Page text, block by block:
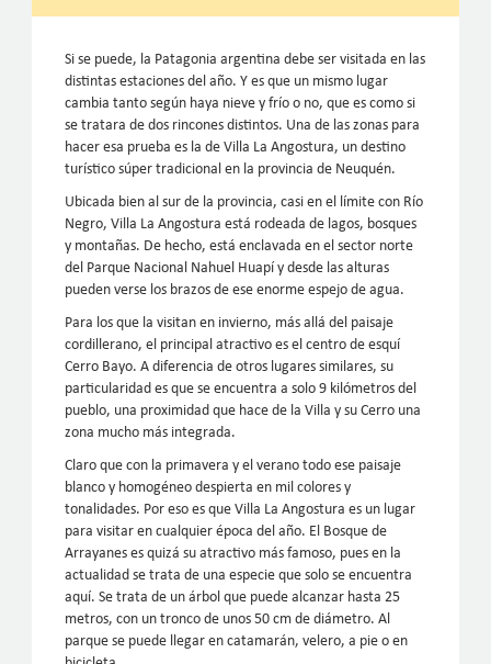
Si se puede, la Patagonia argentina debe ser visitada en las
distintas estaciones del año. Y es que un mismo lugar
cambia tanto según haya nieve y frío o no, que es como si
se tratara de dos rincones distintos. Una de las zonas para
hacer esa prueba es la de Villa La Angostura, un destino
turístico súper tradicional en la provincia de Neuquén.
Ubicada bien al sur de la provincia, casi en el límite con Río
Negro, Villa La Angostura está rodeada de lagos, bosques
y montañas. De hecho, está enclavada en el sector norte
del Parque Nacional Nahuel Huapí y desde las alturas
pueden verse los brazos de ese enorme espejo de agua.
Para los que la visitan en invierno, más allá del paisaje
cordillerano, el principal atractivo es el centro de esquí
Cerro Bayo. A diferencia de otros lugares similares, su
particularidad es que se encuentra a solo 9 kilómetros del
pueblo, una proximidad que hace de la Villa y su Cerro una
zona mucho más integrada.
Claro que con la primavera y el verano todo ese paisaje
blanco y homogéneo despierta en mil colores y
tonalidades. Por eso es que Villa La Angostura es un lugar
para visitar en cualquier época del año. El Bosque de
Arrayanes es quizá su atractivo más famoso, pues en la
actualidad se trata de una especie que solo se encuentra
aquí. Se trata de un árbol que puede alcanzar hasta 25
metros, con un tronco de unos 50 cm de diámetro. Al
parque se puede llegar en catamarán, velero, a pie o en